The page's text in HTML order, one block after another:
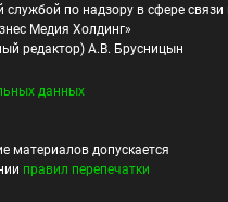
службой по надзору в сфере
Медия Холдинг»
редактор) А.В. Брусницын
данных
материалов допускается
правил перепечатки